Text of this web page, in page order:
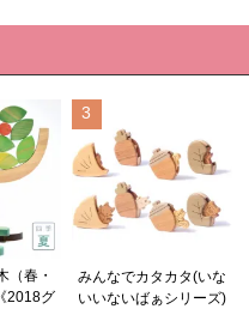
（春・
2018グ
3
みんなでカタカタ(いな
いいないばぁシリーズ)